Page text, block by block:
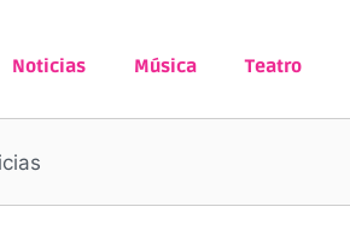
Noticias Música Teatro